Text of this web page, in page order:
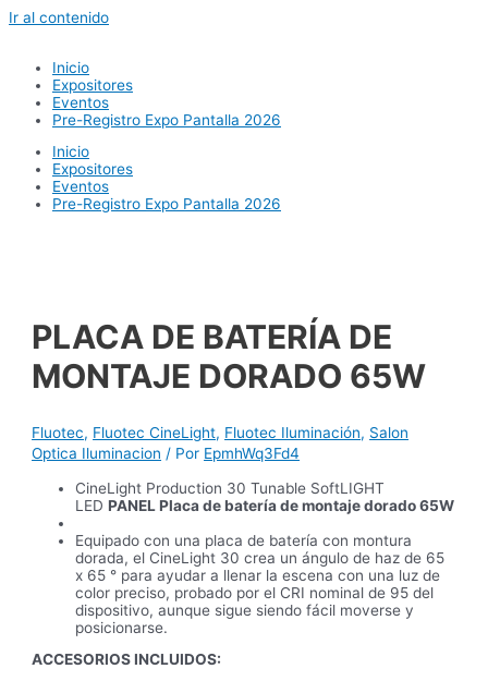
Ir al contenido
Inicio
Expositores
Eventos
Pre-Registro Expo Pantalla 2026
Inicio
Expositores
Eventos
Pre-Registro Expo Pantalla 2026
PLACA DE BATERÍA DE
MONTAJE DORADO 65W
Fluotec, Fluotec CineLight, Fluotec Iluminación, Salon
Optica Iluminacion / Por EpmhWq3Fd4
CineLight Production 30 Tunable SoftLIGHT
LEDPANEL Placa de batería de montaje dorado 65W
Equipado con una placa de batería con montura
dorada, el CineLight 30 crea un ángulo de haz de 65
x 65 ° para ayudar a llenar la escena con una luz de
color preciso, probado por el CRI nominal de 95 del
dispositivo, aunque sigue siendo fácil moverse y
posicionarse.
ACCESORIOS INCLUIDOS: